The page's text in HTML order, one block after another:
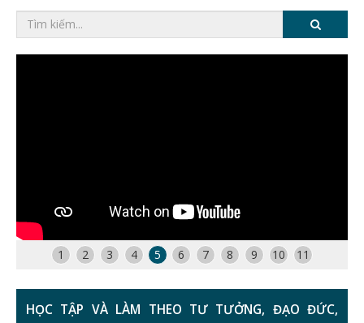
1 2 3 4 5 6 7 8 9 10 11
HỌC TẬP VÀ LÀM THEO TƯ TƯỞNG, ĐẠO ĐỨC,